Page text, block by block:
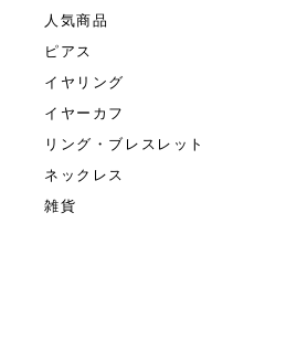
人気商品
ピアス
イヤリング
イヤーカフ
リング・ブレスレット
ネックレス
雑貨